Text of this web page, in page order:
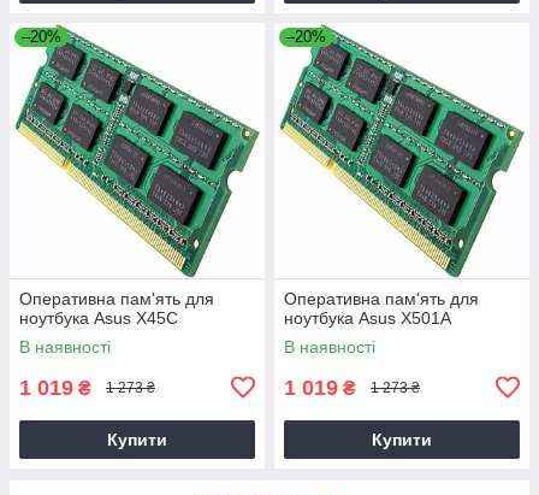
–20%
Оперативна пам'ять для
ноутбука Asus X45C
В наявності
1 019 ₴ 1 273 ₴
Купити
–20%
Оперативна пам'ять для
ноутбука Asus X501A
В наявності
1 019 ₴ 1 273 ₴
Купити